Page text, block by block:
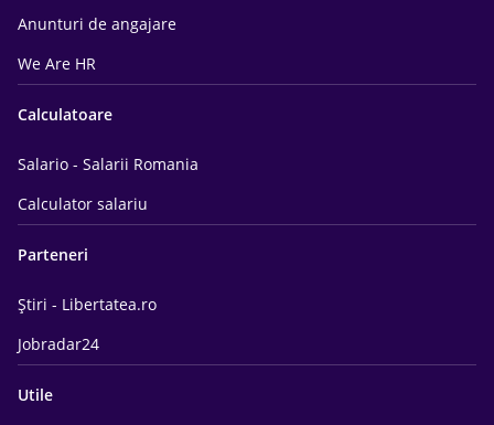
Anunturi de angajare
We Are HR
Calculatoare
Salario - Salarii Romania
Calculator salariu
Parteneri
Știri - Libertatea.ro
Jobradar24
Utile